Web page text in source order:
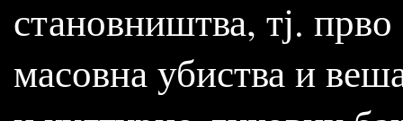
становништва, тј.
масовна убиства и